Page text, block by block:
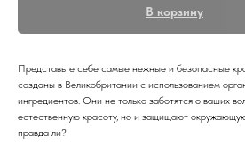
В корзину
Представьте себе самые нежные и безопасные
созданы в Великобритании с использованием
ингредиентов. Они не только заботятся о ваших
естественную красоту, но и защищают
правда ли?